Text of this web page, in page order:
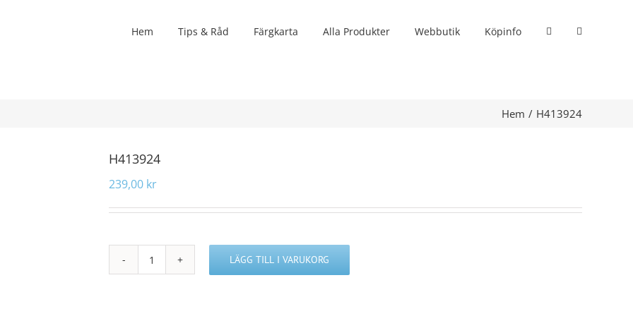
Hem Tips & Råd Färgkarta Alla Produkter Webbutik Köpinfo
Hem H413924
H413924
239,00 kr
H413924
LÄGG TILL I VARUKORG